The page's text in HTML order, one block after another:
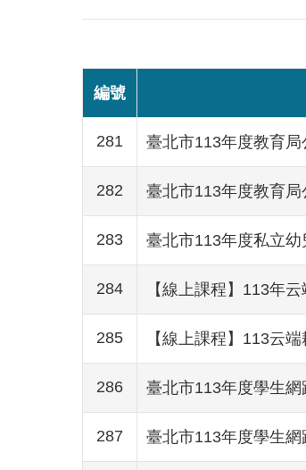
編號
281 臺北市113年度教育
282 臺北市113年度教育
283 臺北市113年度私立
284 【線上課程】113年
285 【線上課程】113云
286 臺北市113年度學生
287 臺北市113年度學生